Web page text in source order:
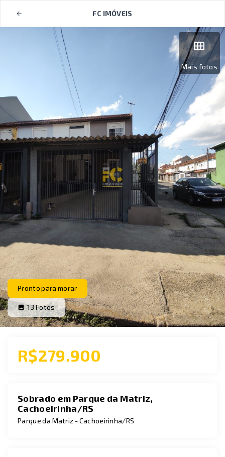
FC IMÓVEIS
Mais fotos
Pronto para morar
13Fotos
R$279.900
Sobrado em Parque da Matriz,
Cachoeirinha/RS
Parque da Matriz - Cachoeirinha/RS